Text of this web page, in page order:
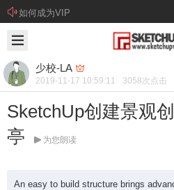
如何成为VIP
少校-LA
2019-11-17 10:59:11 3058次点击
SketchUp创建景观
亭
为您朗读
An easy to build structure brings
少校-LA @ SketchUp自学